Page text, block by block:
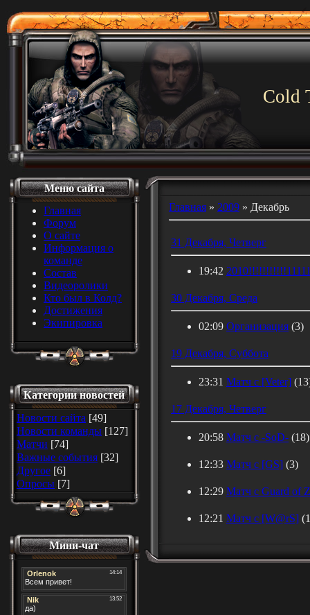
Cold
Меню сайта
Главная
Форум
О сайте
Информация о
команде
Состав
Видеоролики
Кто был в Колд?
Достижения
Экипировка
Категории новостей
Новости сайта [49]
Новости команды [127]
Матчи [74]
Важные события [32]
Другое [6]
Опросы [7]
Мини-чат
Главная » 2009 » Декабрь
31 Декабря, Четверг
19:42
30 Декабря, Среда
02:09 Организация (3)
19 Декабря, Суббота
23:31 Матч с [Veter]
17 Декабря, Четверг
20:58 Матч с -SoD- (18)
12:33 Матч с [GS] (3)
12:29 Матч с Guard of
12:21 Матч с [W@rS]